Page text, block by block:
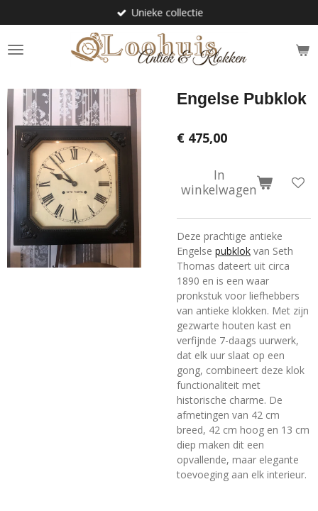
direct
naar
de
Unieke collectie
Engelse Pubklok
€ 475,00
In
winkelwagen
Deze prachtige antieke
Engelse pubklok van Seth
Thomas dateert uit circa
1890 en is een waar
pronkstuk voor liefhebbers
van antieke klokken. Met zijn
gezwarte houten kast en
verfijnde 7-daags uurwerk,
dat elk uur slaat op een
gong, combineert deze klok
functionaliteit met
historische charme. De
afmetingen van 42 cm
breed, 42 cm hoog en 13 cm
diep maken dit een
opvallende, maar elegante
toevoeging aan elk interieur.